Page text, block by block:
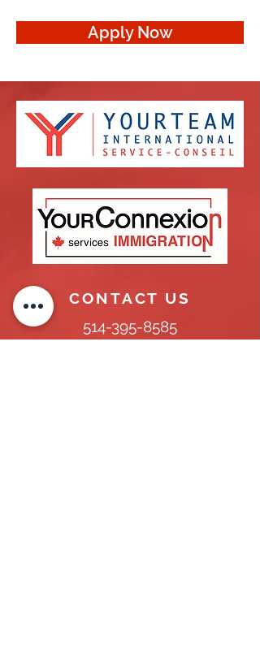
Apply Now
CONTACT US
514-395-8585